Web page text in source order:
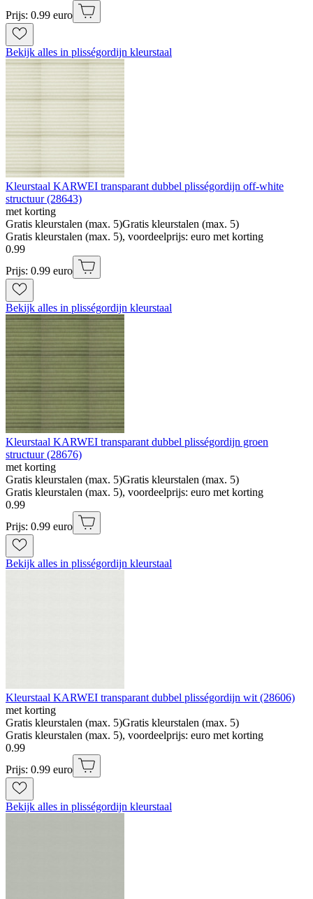
Prijs: 0.99 euro
Bekijk alles in plisségordijn kleurstaal
Kleurstaal KARWEI transparant dubbel plisségordijn off-white
structuur (28643)
met korting
Gratis kleurstalen (max. 5)Gratis kleurstalen (max. 5)
Gratis kleurstalen (max. 5), voordeelprijs: euro met korting
0.99
Prijs: 0.99 euro
Bekijk alles in plisségordijn kleurstaal
Kleurstaal KARWEI transparant dubbel plisségordijn groen
structuur (28676)
met korting
Gratis kleurstalen (max. 5)Gratis kleurstalen (max. 5)
Gratis kleurstalen (max. 5), voordeelprijs: euro met korting
0.99
Prijs: 0.99 euro
Bekijk alles in plisségordijn kleurstaal
Kleurstaal KARWEI transparant dubbel plisségordijn wit (28606)
met korting
Gratis kleurstalen (max. 5)Gratis kleurstalen (max. 5)
Gratis kleurstalen (max. 5), voordeelprijs: euro met korting
0.99
Prijs: 0.99 euro
Bekijk alles in plisségordijn kleurstaal